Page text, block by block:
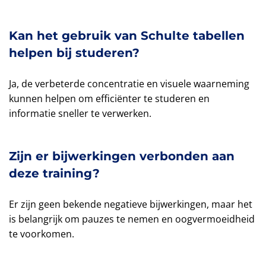
Kan het gebruik van Schulte tabellen
helpen bij studeren?
Ja, de verbeterde concentratie en visuele waarneming
kunnen helpen om efficiënter te studeren en
informatie sneller te verwerken.
Zijn er bijwerkingen verbonden aan
deze training?
Er zijn geen bekende negatieve bijwerkingen, maar het
is belangrijk om pauzes te nemen en oogvermoeidheid
te voorkomen.